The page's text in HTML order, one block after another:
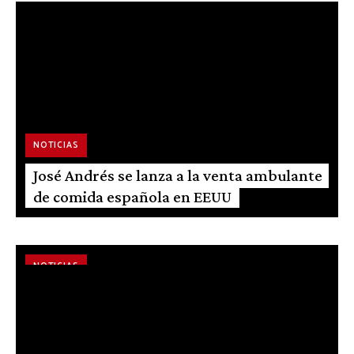
José Ramón Castillo reconocido por su
NOTICIAS
José Andrés se lanza a la venta ambulante
de comida española en EEUU
NOTICIAS